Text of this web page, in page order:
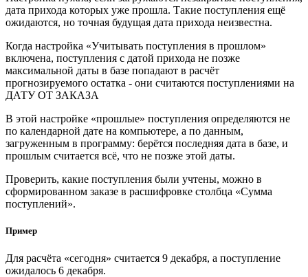
дата прихода которых уже прошла. Такие поступления ещё
ожидаются, но точная будущая дата прихода неизвестна.
Когда настройка «Учитывать поступления в прошлом»
включена, поступления с датой прихода не позже
максимальной даты в базе попадают в расчёт
прогнозируемого остатка - они считаются поступлениями на
ДАТУ ОТ ЗАКАЗА
В этой настройке «прошлые» поступления определяются не
по календарной дате на компьютере, а по данным,
загруженным в программу: берётся последняя дата в базе, и
прошлым считается всё, что не позже этой даты.
Проверить, какие поступления были учтены, можно в
сформированном заказе в расшифровке столбца «Сумма
поступлений».
Пример
Для расчёта «сегодня» считается 9 декабря, а поступление
ожидалось 6 декабря.